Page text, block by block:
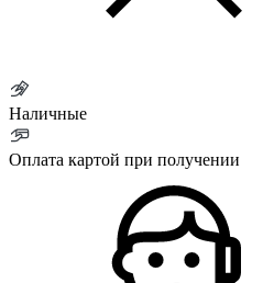
Наличные
Оплата картой при получении